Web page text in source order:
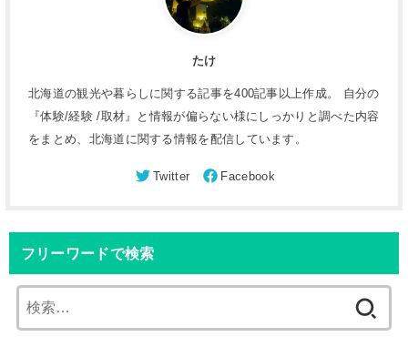
たけ
北海道の観光や暮らしに関する記事を400記事以上作成。 自分の
『体験/経験 /取材』と情報が偏らない様にしっかりと調べた内容
をまとめ、北海道に関する情報を配信しています。
フリーワードで検索
索